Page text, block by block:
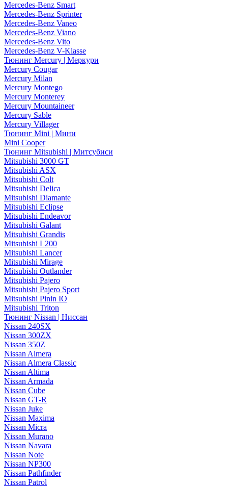
Mercedes-Benz Smart
Mercedes-Benz Sprinter
Mercedes-Benz Vaneo
Mercedes-Benz Viano
Mercedes-Benz Vito
Mercedes-Benz V-Klasse
Тюнинг Mercury | Меркури
Mercury Cougar
Mercury Milan
Mercury Montego
Mercury Monterey
Mercury Mountaineer
Mercury Sable
Mercury Villager
Тюнинг Mini | Мини
Mini Cooper
Тюнинг Mitsubishi | Митсубиси
Mitsubishi 3000 GT
Mitsubishi ASX
Mitsubishi Colt
Mitsubishi Delica
Mitsubishi Diamante
Mitsubishi Eclipse
Mitsubishi Endeavor
Mitsubishi Galant
Mitsubishi Grandis
Mitsubishi L200
Mitsubishi Lancer
Mitsubishi Mirage
Mitsubishi Outlander
Mitsubishi Pajero
Mitsubishi Pajero Sport
Mitsubishi Pinin IO
Mitsubishi Triton
Тюнинг Nissan | Ниссан
Nissan 240SX
Nissan 300ZX
Nissan 350Z
Nissan Almera
Nissan Almera Classic
Nissan Altima
Nissan Armada
Nissan Cube
Nissan GT-R
Nissan Juke
Nissan Maxima
Nissan Micra
Nissan Murano
Nissan Navara
Nissan Note
Nissan NP300
Nissan Pathfinder
Nissan Patrol